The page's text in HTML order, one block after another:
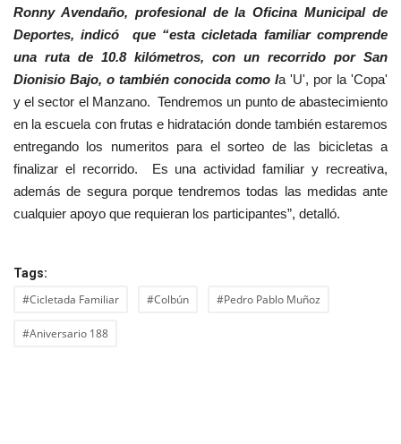
Ronny Avendaño, profesional de la Oficina Municipal de
Deportes, indicó que “esta cicletada familiar comprende
una ruta de 10.8 kilómetros, con un recorrido por San
Dionisio Bajo, o también conocida como la 'U', por la 'Copa'
y el sector el Manzano. Tendremos un punto de abastecimiento
en la escuela con frutas e hidratación donde también estaremos
entregando los numeritos para el sorteo de las bicicletas a
finalizar el recorrido. Es una actividad familiar y recreativa,
además de segura porque tendremos todas las medidas ante
cualquier apoyo que requieran los participantes”, detalló.
Tags:
#Cicletada Familiar #Colbún #Pedro Pablo Muñoz
#Aniversario 188